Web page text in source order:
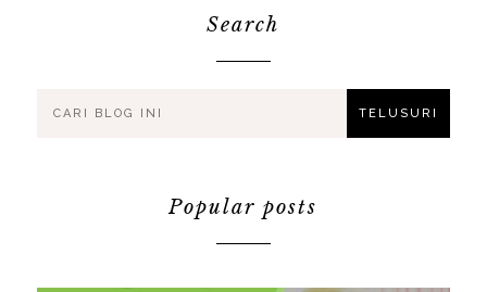
Search
Popular posts